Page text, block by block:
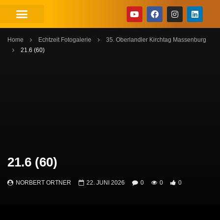
Home Echtzeit Fotogalerie
35. Oberlandler Kirchtag Massenburg
21.6 (60)
21.6 (60)
NORBERT ORTNER 22. JUNI 2026 0 0 0